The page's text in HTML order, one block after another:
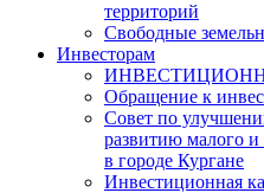
территорий
Свободные
Инвесторам
Обращение к
Совет по
развитию малого и
в городе Кургане
Инвестиционная